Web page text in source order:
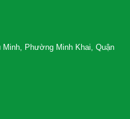
Phường Minh Khai, Quận